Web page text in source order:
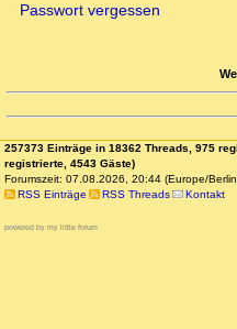
Passwort vergessen
257373 Einträge in 18362 Threads, 975
registrierte, 4543 Gäste)
Forumszeit: 07.08.2026, 20:44 (Europe/
RSS Einträge
RSS Threads Kontakt
powered by my little forum